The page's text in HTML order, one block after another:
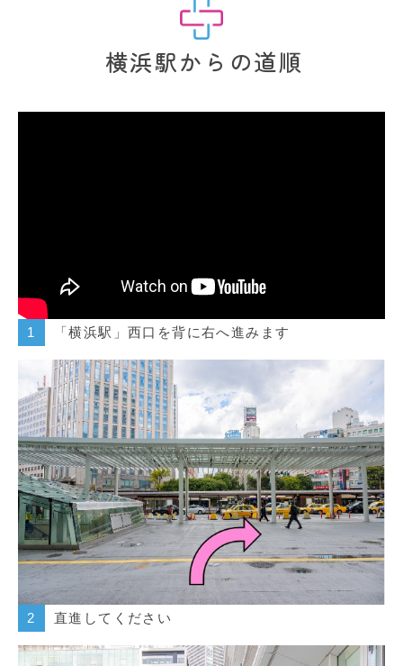
横浜駅からの道順
1 「横浜駅」西口を背に右へ進みます
2 直進してください